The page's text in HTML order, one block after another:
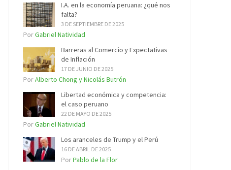
I.A. en la economía peruana: ¿qué nos
falta?
3 DE SEPTIEMBRE DE 2025
PorGabriel Natividad
Barreras al Comercio y Expectativas
de Inflación
17 DE JUNIO DE 2025
PorAlberto Chong y Nicolás Butrón
Libertad económica y competencia:
el caso peruano
22 DE MAYO DE 2025
PorGabriel Natividad
Los aranceles de Trump y el Perú
16 DE ABRIL DE 2025
PorPablo de la Flor